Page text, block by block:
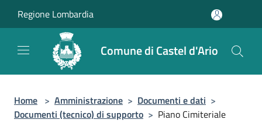
Regione Lombardia
Comune di Castel d'Ario
Home > Amministrazione > Documenti e dati >
Documenti (tecnico) di supporto > Piano Cimiteriale